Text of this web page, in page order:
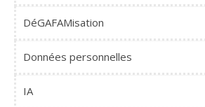
DéGAFAMisation
Données personnelles
IA